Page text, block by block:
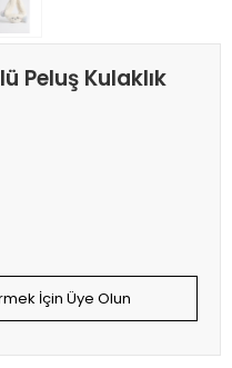
Peluş Kulaklık
İçin Üye Olun